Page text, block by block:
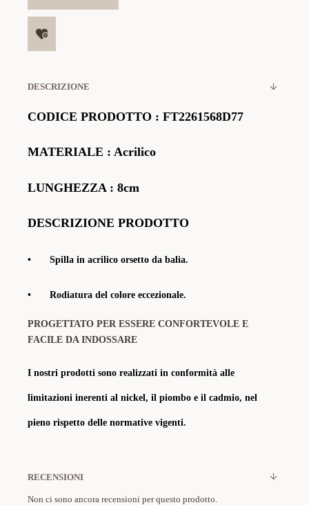
DESCRIZIONE
CODICE PRODOTTO : FT2261568D77
MATERIALE : Acrilico
LUNGHEZZA : 8cm
DESCRIZIONE PRODOTTO
• Spilla in acrilico orsetto da balia.
• Rodiatura del colore eccezionale.
PROGETTATO PER ESSERE CONFORTEVOLE E
FACILE DA INDOSSARE
I nostri prodotti sono realizzati in conformità alle
limitazioni inerenti al nickel, il piombo e il cadmio, nel
pieno rispetto delle normative vigenti.
RECENSIONI
Non ci sono ancora recensioni per questo prodotto.